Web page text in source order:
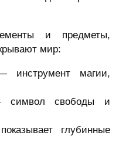
и предметы,
мир:
инструмент магии,
свободы и
глубинные